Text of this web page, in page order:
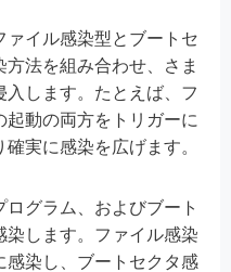
ァイル感染型とブートセ
法を組み合わせ、さま
入します。たとえば、フ
起動の両方をトリガーに
実に感染を広げます。
グラム、およびブート
染します。ファイル感染
感染し、ブートセクタ感